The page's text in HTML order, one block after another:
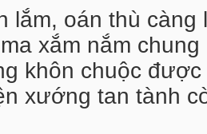
lắm, oán thù càng
xắm nắm chung
khôn chuộc
xướng tan tành